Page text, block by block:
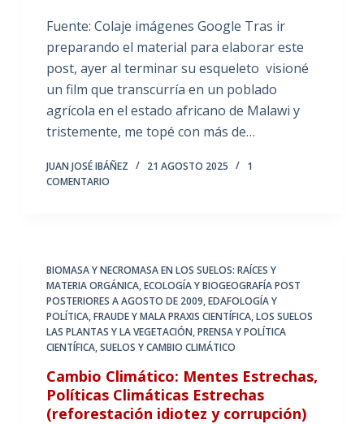
Fuente: Colaje imágenes Google Tras ir
preparando el material para elaborar este
post, ayer al terminar su esqueleto visioné
un film que transcurría en un poblado
agrícola en el estado africano de Malawi y
tristemente, me topé con más de…
JUAN JOSÉ IBÁÑEZ 21 AGOSTO 2025
1
COMENTARIO
BIOMASA Y NECROMASA EN LOS SUELOS: RAÍCES Y
MATERIA ORGÁNICA,ECOLOGÍA Y BIOGEOGRAFÍA POST
POSTERIORES A AGOSTO DE 2009,EDAFOLOGÍA Y
POLÍTICA,FRAUDE Y MALA PRAXIS CIENTÍFICA,LOS SUELOS
LAS PLANTAS Y LA VEGETACIÓN,PRENSA Y POLÍTICA
CIENTÍFICA,SUELOS Y CAMBIO CLIMÁTICO
Cambio Climático: Mentes Estrechas,
Políticas Climáticas Estrechas
(reforestación idiotez y corrupción)